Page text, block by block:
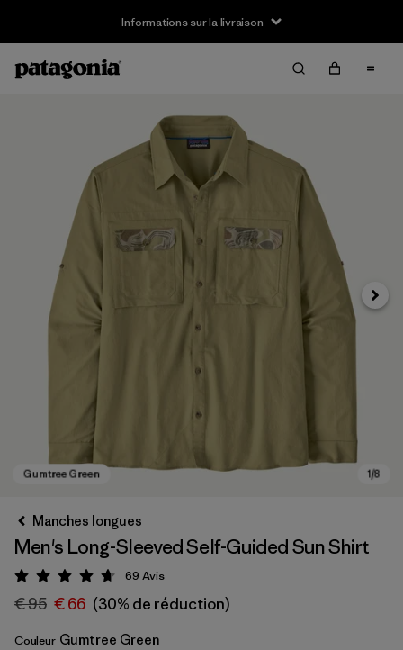
Informations sur la livraison
Manches longues
Men's Long-Sleeved Self-Guided Sun Shirt
Évaluation: 4.7 / 5
69 Avis
€ 95 € 66 (30% de réduction)
Couleur Gumtree Green